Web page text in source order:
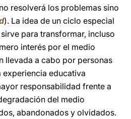
resolverá los problemas sino
). La idea de un ciclo especial
para transformar, incluso
interés por el medio
llevada a cabo por personas
educativa
responsabilidad frente a
del medio
abandonados y olvidados.